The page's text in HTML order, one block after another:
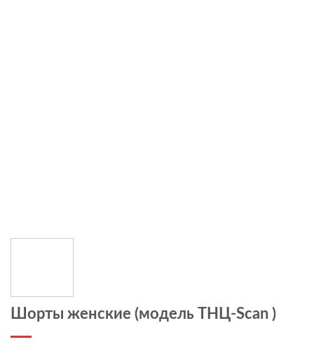
Шорты женские (модель ТНЦ-Scan )